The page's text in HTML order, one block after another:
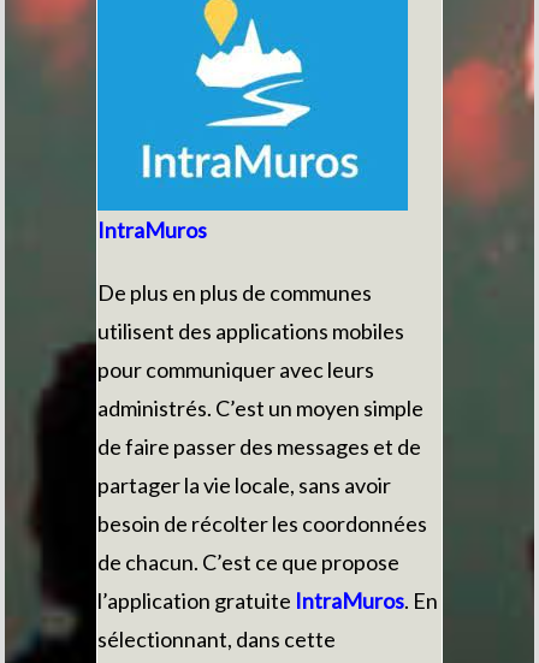
IntraMuros
De plus en plus de communes
utilisent des applications mobiles
pour communiquer avec leurs
administrés. C’est un moyen simple
de faire passer des messages et de
partager la vie locale, sans avoir
besoin de récolter les coordonnées
de chacun. C’est ce que propose
l’application gratuite IntraMuros. En
sélectionnant, dans cette